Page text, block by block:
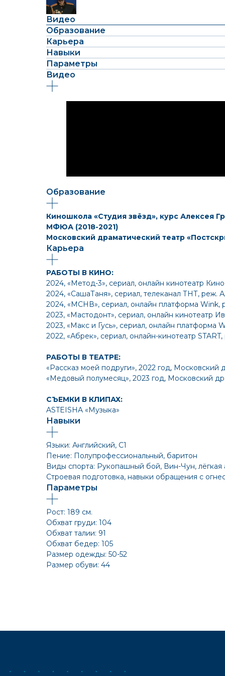
Видео
Образование
Карьера
Навыки
Параметры
Видео
Образование
Киношкола «Студия звёзд», курс Алексея
МФЮА (2018-2021)
Московский драматический театр
Карьера
РАБОТЫ В КИНО:
2024, «Метод-3», сериал, онлайн кинотеатр
2024, «СашаТаня», сериал, телеканал ТНТ, реж.
2024, «МСНВ», сериал, онлайн платформа
2023, «Мастодонт», сериал, онлайн кинотеатр
2023, «Макс и Гусь», сериал, онлайн
2022, «Абрек», сериал, онлайн-кинотеатр
РАБОТЫ В ТЕАТРЕ:
«Рассказ моей подруги», 2022 год,
«Медовый полумесяц», 2023 год, Московский
СЪЕМКИ В КЛИПАХ:
ASTEISHA «Музыка»
Навыки
Языки: Английский, С1
Пение: Полупрофессиональный, баритон
Виды спорта: Рукопашный бой, Вин-Чун, лёгкая
Строевая подготовка, навыки обращения с
Параметры
Рост: 189 см.
Обхват груди: 104
Обхват талии: 91
Обхват бедер: 105
Размер одежды: 50-52
Размер обуви: 44